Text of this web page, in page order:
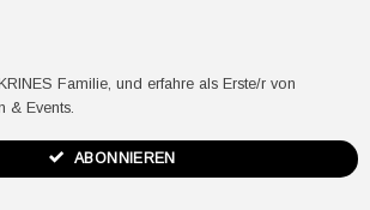
Familie, und erfahre als Erste/r von
& Events.
ABONNIEREN